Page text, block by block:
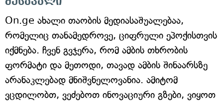
On.ge ახალი თაობის მედიასაშუალებაა,
რომელიც თანამედროვე, ციფრული ეპოქისთვის
იქმნება. ჩვენ გვჯერა, რომ ამბის თხრობის
ფორმატი და მეთოდი, თავად ამბის შინაარსზე
არანაკლებად მნიშვნელოვანია. ამიტომ
ვცდილობთ, ვეძებოთ ინოვაციური გზები, ვიყოთ